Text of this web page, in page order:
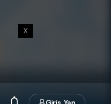
X
Giriş Yap